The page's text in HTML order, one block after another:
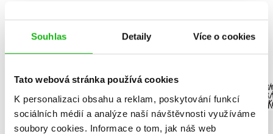
Souhlas Detaily Více o cookies
Tato webová stránka používá cookies
K personalizaci obsahu a reklam, poskytování funkcí
sociálních médií a analýze naší návštěvnosti využíváme
soubory cookies. Informace o tom, jak náš web
MOHLO BY VÁS TAKÉ ZAJÍMAT
NARNIE – komplet
1.-7.díl – box
C. S. Lewis
vyprávění
piráta
Václav